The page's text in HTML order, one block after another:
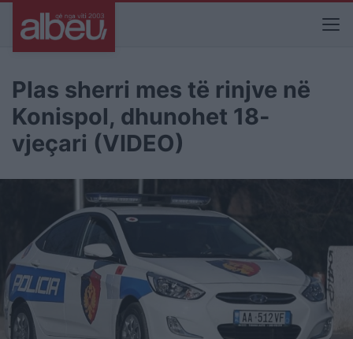
Plas sherri mes të rinjve në
Konispol, dhunohet 18-
vjeçari (VIDEO)